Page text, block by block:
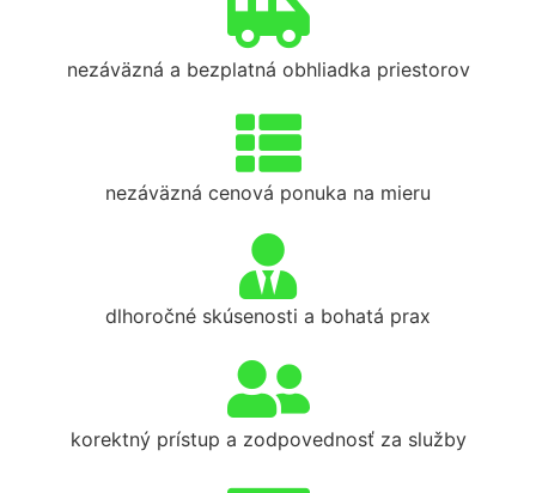
nezáväzná a bezplatná obhliadka priestorov
nezáväzná cenová ponuka na mieru
dlhoročné skúsenosti a bohatá prax
korektný prístup a zodpovednosť za služby